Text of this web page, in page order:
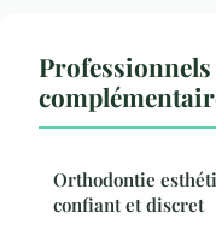
Orthodontie
confiant et discret